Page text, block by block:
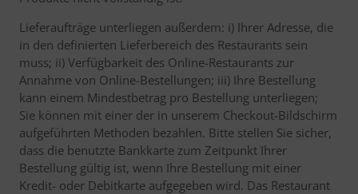
Lieferaufträge unterliegen außerdem: i) Ihrer Adresse, die
in den definierten Lieferbereich des Restaurants sein
muss; ii) Verfügbarkeit des Online-Restaurants zur
Annahme von Online-Bestellungen; iii) Ihre Bestellung
kann einem Mindestbetrag pro Bestellung unterliegen;
Sie können mit einer der in unserem Checkout-Bildschirm
aufgeführten Methoden bezahlen. Bitte stellen Sie sicher,
dass die benutzte Bankkarte zum Zeitpunkt Ihrer
Bestellung gültig ist, wenn Ihre Bestellung mit einer
Kredit- oder Debitkarte aufgegeben wird. Das Restaurant